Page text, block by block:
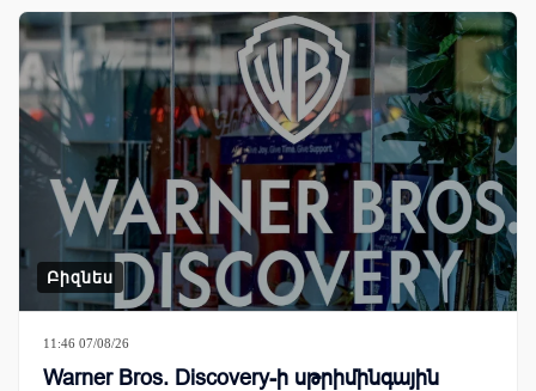
Բիզնես
11:46 07/08/26
Warner Bros. Discovery-ի սթրիմինգային